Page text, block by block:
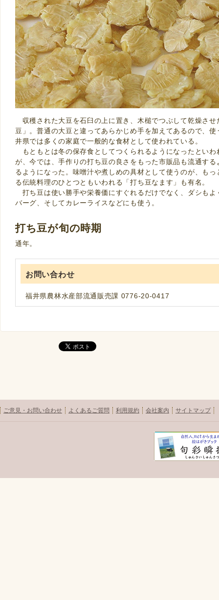
収穫された大豆を石臼の上に置き、木槌でつぶして乾燥さ
豆」。普通の大豆と違ってあらかじめ手を加えてあるので、
井県では多くの家庭で一般的な食材として使われている。
もともとは冬の保存食としてつくられるようになったとい
が、今では、手作りの打ち豆の良さをもった市販品も流通す
るようになった。味噌汁や煮しめの具材として使うのが、も
る伝統料理のひとつともいわれる「打ち豆なます」も有名。
打ち豆は使い勝手や栄養価にすぐれるだけでなく、ダシも
バーグ、そしてカレーライスなどにも使う。
打ち豆が旬の時期
通年。
お問い合わせ
福井県農林水産部流通販売課 0776-20-0417
ご意見・お問い合わせ よくあるご質問 利用規約 会社案内 サイトマップ